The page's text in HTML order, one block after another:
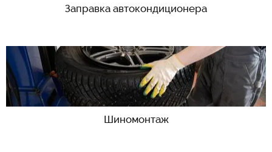
Заправка автокондиционера
Шиномонтаж